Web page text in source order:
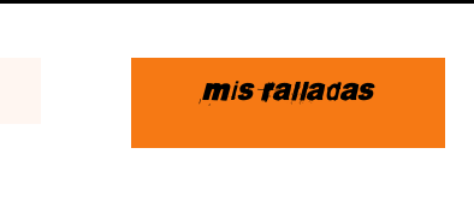
Mis ralladas